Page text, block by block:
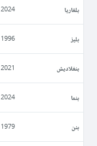
بلغاريا 2024
بليز 1996
بنغلاديش 2021
بنما 2024
بنن 1979